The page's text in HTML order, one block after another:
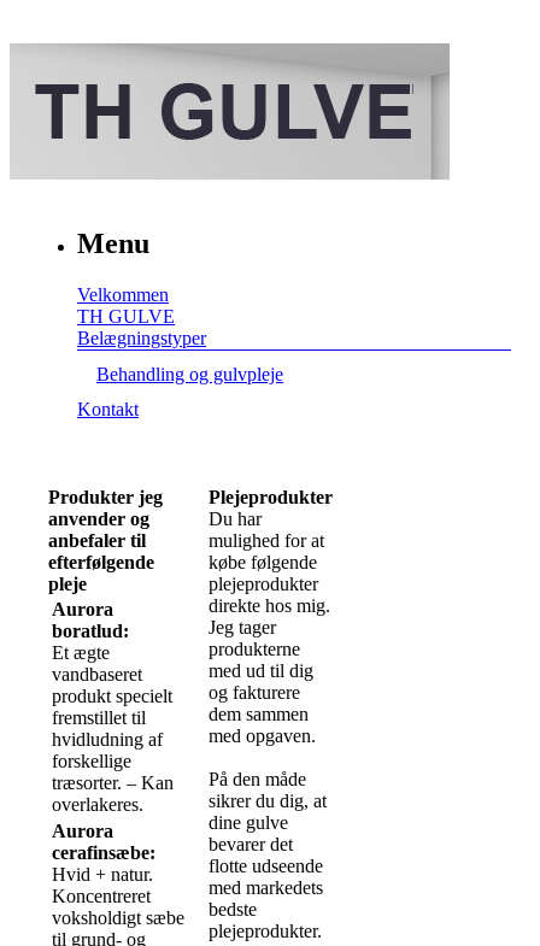
Menu
Velkommen
TH GULVE
Belægningstyper
Behandling og gulvpleje
Kontakt
Produkter jeg
anvender og
anbefaler til
efterfølgende
pleje
Aurora
boratlud:
Et ægte
vandbaseret
produkt specielt
fremstillet til
hvidludning af
forskellige
træsorter. – Kan
overlakeres.
Aurora
cerafinsæbe:
Hvid + natur.
Koncentreret
voksholdigt sæbe
til grund- og
Plejeprodukter
Du har
mulighed for at
købe følgende
plejeprodukter
direkte hos mig.
Jeg tager
produkterne
med ud til dig
og fakturere
dem sammen
med opgaven.
På den måde
sikrer du dig, at
dine gulve
bevarer det
flotte udseende
med markedets
bedste
plejeprodukter.